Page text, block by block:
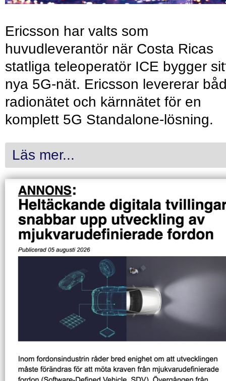
Ericsson har valts som
huvudleverantör när Costa Ricas
statliga teleoperatör ICE bygger
nya 5G-nät. Ericsson levererar
radionätet och kärnnätet för en
komplett 5G Standalone-lösning.
Läs mer...